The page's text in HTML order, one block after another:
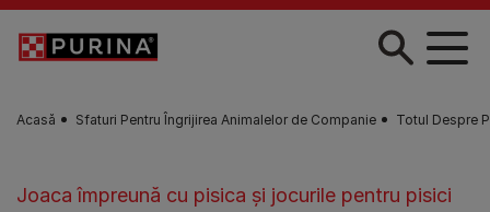
Skip to main content
Acasă Sfaturi Pentru Îngrijirea Animalelor de Companie Totul Despre
Joaca împreună cu pisica şi jocurile pentru pisici